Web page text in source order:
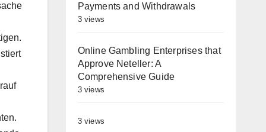
Payments and Withdrawals
3 views
Online Gambling Enterprises that
Approve Neteller: A
Comprehensive Guide
3 views
3 views